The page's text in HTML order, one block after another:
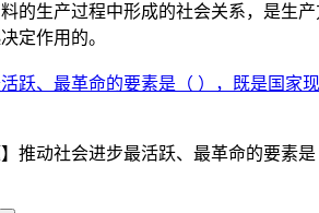
的生产过程中形成的社会关系，是生
定作用的。
跃、最革命的要素是（ ），既是国家
推动社会进步最活跃、最革命的要素